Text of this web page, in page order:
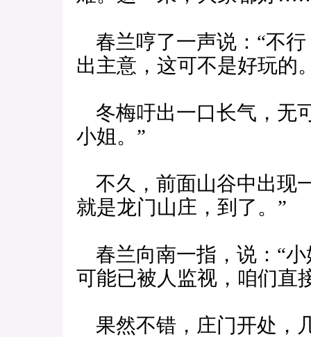
春兰哼了一声说：“不
出主意，这可不是好玩的
冬梅吁出一口长气，无
小姐。”
不久，前面山谷中出现
就是龙门山庄，到了。”
春兰向南一指，说：“
可能已被人监视，咱们直
果然不错，庄门开处，